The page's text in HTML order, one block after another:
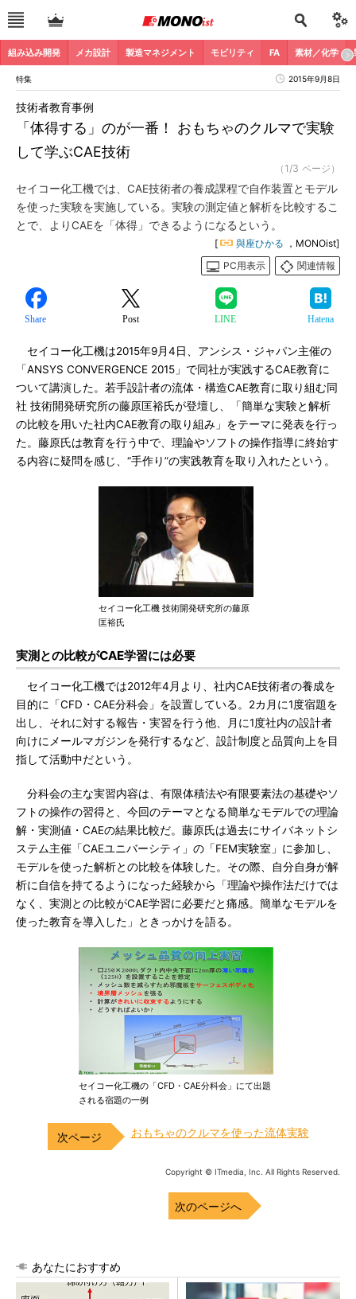
組み込み開発 メカ設計 製造マネジメント モビリティ FA 素材／化学
特集 2015年9月8日
「体得する」のが一番！ おもちゃのクルマで実験
して学ぶCAE技術
技術者教育事例
（1/3 ページ）
セイコー化工機では、CAE技術者の養成課程で自作装置とモデル
を使った実験を実施している。実験の測定値と解析を比較するこ
とで、よりCAEを「体得」できるようになるという。
[ 與座ひかる ，MONOist]
PC用表示
関連情報
Share Post LINE Hatena
セイコー化工機は2015年9月4日、アンシス・ジャパン主催の
「ANSYS CONVERGENCE 2015」で同社が実践するCAE教育に
ついて講演した。若手設計者の流体・構造CAE教育に取り組む同
社 技術開発研究所の藤原匡裕氏が登壇し、「簡単な実験と解析
の比較を用いた社内CAE教育の取り組み」をテーマに発表を行っ
た。藤原氏は教育を行う中で、理論やソフトの操作指導に終始す
る内容に疑問を感じ、“手作り”の実践教育を取り入れたという。
セイコー化工機 技術開発研究所の藤原
匡裕氏
実測との比較がCAE学習には必要
セイコー化工機では2012年4月より、社内CAE技術者の養成を
目的に「CFD・CAE分科会」を設置している。2カ月に1度宿題を
出し、それに対する報告・実習を行う他、月に1度社内の設計者
向けにメールマガジンを発行するなど、設計制度と品質向上を目
指して活動中だという。
分科会の主な実習内容は、有限体積法や有限要素法の基礎やソ
フトの操作の習得と、今回のテーマとなる簡単なモデルでの理論
解・実測値・CAEの結果比較だ。藤原氏は過去にサイバネットシ
ステム主催「CAEユニバーシティ」の「FEM実験室」に参加し、
モデルを使った解析との比較を体験した。その際、自分自身が解
析に自信を持てるようになった経験から「理論や操作法だけでは
なく、実測との比較がCAE学習に必要だと痛感。簡単なモデルを
使った教育を導入した」ときっかけを語る。
セイコー化工機の「CFD・CAE分科会」にて出題
される宿題の一例
おもちゃのクルマを使った流体実験
Copyright © ITmedia, Inc. All Rights Reserved.
次のページへ
あなたにおすすめ